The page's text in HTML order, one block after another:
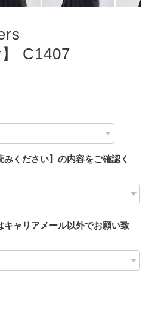
C1407
みください】の内容をご確認く
キャリアメール以外でお願い致